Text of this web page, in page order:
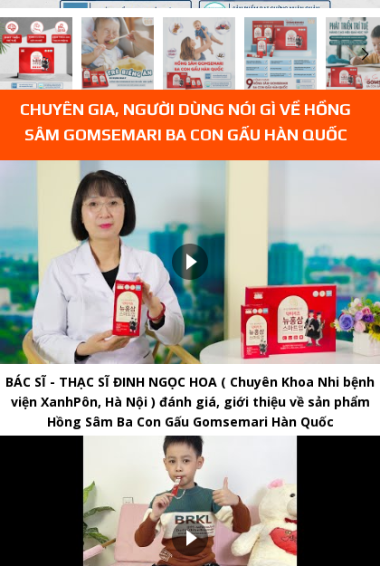
CHUYÊN GIA, NGƯỜI DÙNG NÓI GÌ VỀ HỒNG
SÂM GOMSEMARI BA CON GẤU HÀN QUỐC
BÁC SĨ - THẠC SĨ ĐINH NGỌC HOA ( Chuyên Khoa Nhi bệnh
viện XanhPôn, Hà Nội ) đánh giá, giới thiệu về sản phẩm
Hồng Sâm Ba Con Gấu Gomsemari Hàn Quốc